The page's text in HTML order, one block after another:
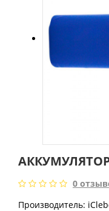
АККУМУЛЯТОР
0
Производитель: